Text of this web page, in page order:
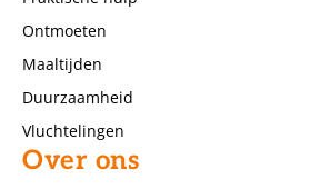
Ontmoeten
Maaltijden
Duurzaamheid
Vluchtelingen
Over ons